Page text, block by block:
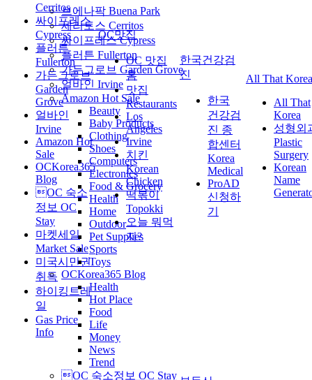
브에나팍 Buena Park
세리토스 Cerritos
싸이프레스 Cypress
플러튼 Fullerton
가든그로브 Garden Grove
얼바인 Irvine
Amazon Hot Sale
Beauty
Baby Products
Clothing
Shoes
Computers
Electronics
Food & Grocery
Health
Home
Outdoor
Pet Supplies
Sports
Toys
OCKorea365 Blog
Health
Hot Place
Food
Life
Money
News
Trend
OC 숙소정보 OC Stay
Cerritos
싸이프레스
Cypress
플러튼
Fullerton
가든그로브
Garden
Grove
얼바인
Irvine
Amazon Hot
Sale
OCKorea365
Blog
OC 숙소
정보 OC
Stay
마켓세일
Market Sale
미국시민권
취득
하이킹트레
일
Gas Price
Info
OC맛집
OC 맛집
홈
맛집
Restaurants
Los
Angeles
Irvine
치킨
Korean
Chicken
떡볶이
Topokki
오늘 뭐먹
지?
한국건강검
진
한국
건강검
진 종
합센터
Korea
Medical
ProAD
신청하
기
All That Korea
All That
Korea
성형외
Plastic
Surgery
Korean
Name